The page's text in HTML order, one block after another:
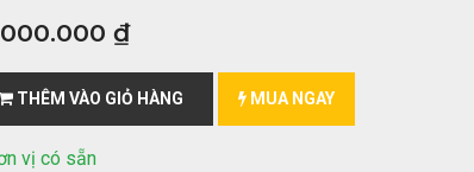
₫
THÊM VÀO GIỎ HÀNG MUA NGAY
vị có sẵn